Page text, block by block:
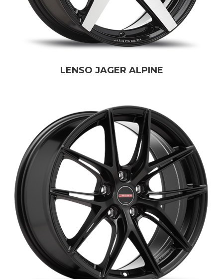
LENSO JAGER ALPINE